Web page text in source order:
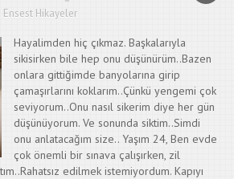
Ensest Hikayeler
Hayalimden hiç çıkmaz. Başkalarıyla
sikisirken bile hep onu düşünürüm..Bazen
onlara gittiğimde banyolarına girip
çamaşırlarını koklarım..Çünkü yengemi çok
seviyorum..Onu nasıl sikerim diye her gün
düşünüyorum. Ve sonunda siktim..Simdi
onu anlatacağım size.. Yaşım 24, Ben evde
çok önemli bir sınava çalışırken, zil
edilmek istemiyordum. Kapıyı